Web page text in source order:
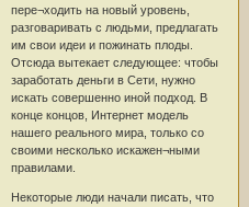
пере¬ходить на новый уровень,
разговаривать с людьми, предлагать
им свои идеи и пожинать плоды.
Отсюда вытекает следующее: чтобы
заработать деньги в Сети, нужно
искать совершенно иной подход. В
конце концов, Интернет модель
нашего реального мира, только со
своими несколько искажен¬ными
правилами.
Некоторые люди начали писать, что